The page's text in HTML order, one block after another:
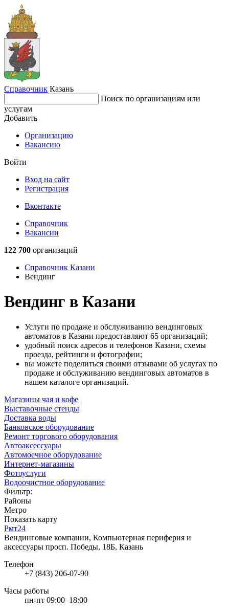
Справочник Казань
Поиск по организациям или
услугам
Добавить
Организацию
Вакансию
Войти
Вход на сайт
Регистрация
Вконтакте
Справочник
Вакансии
122 700 организаций
Справочник Казани
Вендинг
Вендинг в Казани
Услуги по продаже и обслуживанию вендинговых
автоматов в Казани предоставляют 65 организаций;
удобный поиск адресов и телефонов Казани, схемы
проезда, рейтинги и фотографии;
вы можете поделиться своими отзывами об услугах по
продаже и обслуживанию вендинговых автоматов в
нашем каталоге организаций.
Магазины чая и кофе
Выставочные стенды
Доставка воды
Банковское оборудование
Ремонт торгового оборудования
Автоаксессуары
Автомоечное оборудование
Интернет-магазины
Фотоуслуги
Водоочистное оборудование
Фильтр:
Районы
Метро
Показать карту
Рмт24
Вендинговые компании, Компьютерная периферия и
аксессуары просп. Победы, 18Б, Казань
Телефон
+7 (843) 206-07-90
Часы работы
пн-пт 09:00–18:00